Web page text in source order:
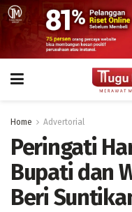
Home Advertorial
Peringati
Bupati dan
Beri